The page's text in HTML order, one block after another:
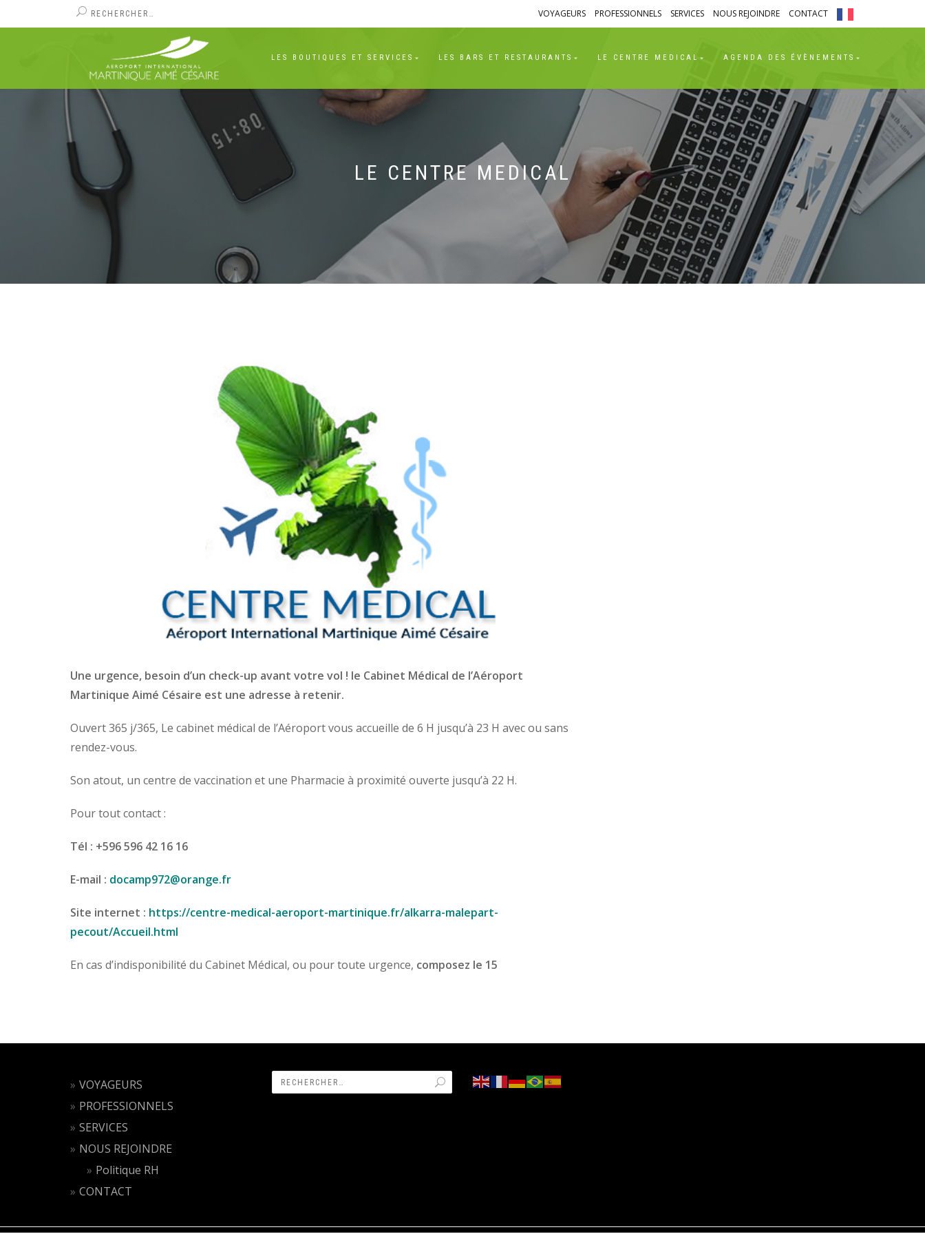
VOYAGEURS PROFESSIONNELS
VOYAGEURS PROFESSIONNELS SERVICES NOUS REJOINDRE CONTACT
LES BOUTIQUES ET SERVICES LES BARS ET RESTAURANTS LE CENTRE MEDICAL AGENDA DES ÉVÈNEMENTS
LE CENTRE MEDICAL
Une urgence, besoin d’un check-up avant votre vol ! le Cabinet Médical de l’Aéroport
Martinique Aimé Césaire est une adresse à retenir.
Ouvert 365 j/365, Le cabinet médical de l’Aéroport vous accueille de 6 H jusqu’à 23 H avec ou sans
rendez-vous.
Son atout, un centre de vaccination et une Pharmacie à proximité ouverte jusqu’à 22 H.
Pour tout contact :
Tél : +596 596 42 16 16
E-mail : docamp972@orange.fr
Site internet : https://centre-medical-aeroport-martinique.fr/alkarra-malepart-
pecout/Accueil.html
En cas d’indisponibilité du Cabinet Médical, ou pour toute urgence, composez le 15
VOYAGEURS
PROFESSIONNELS
SERVICES
NOUS REJOINDRE
Politique RH
CONTACT